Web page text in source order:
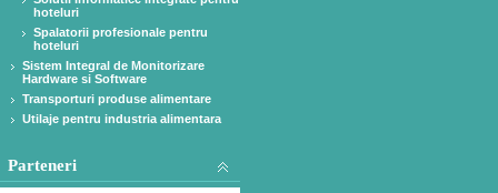
hoteluri
Spalatorii profesionale pentru
hoteluri
Sistem Integral de Monitorizare
Hardware si Software
Transporturi produse alimentare
Utilaje pentru industria alimentara
Parteneri